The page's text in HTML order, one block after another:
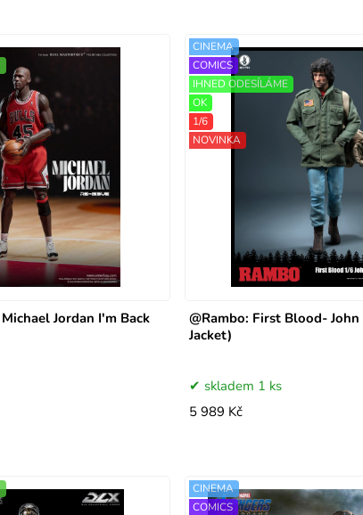
Jordan I'm Back
@Rambo: First Blood-
Jacket)
CINEMA
COMICS
IHNED ODESÍLÁME
OK
1/6
NOVINKA
skladem 1 ks
5 989 Kč
CINEMA
COMICS